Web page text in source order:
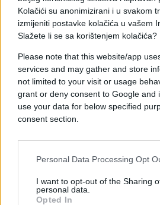
Kolačići su anonimizirani i u svakom
izmijeniti postavke kolačića u vašem
Slažete li se sa korištenjem kolačića?
Please note that this website/app
services and may gather and store
not limited to your visit or usage
grant or deny consent to Google and
use your data for below specified
consent section.
Personal Data Processing Opt
I want to opt-out of the Sharing
personal data.
Opted In
po potpisivanju ugovora o
Ovaj slučaj je u javnosti
otvorio brojna pitanja o
u mnogim zemljama i dalje
pravnih i etičkih rasprava.